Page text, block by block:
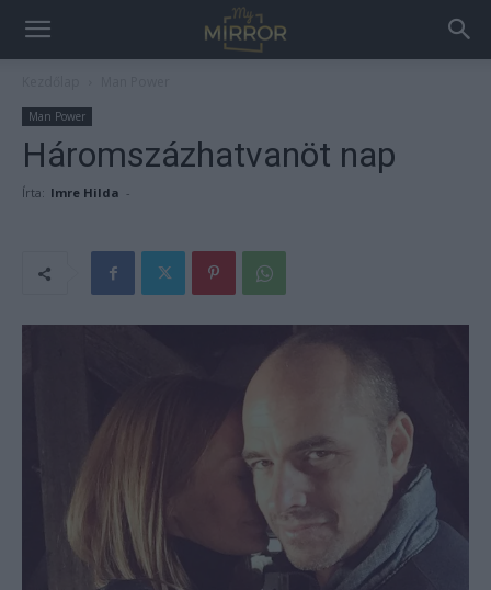
Man Power
Háromszázhatvanöt nap
Írta: Imre Hilda -